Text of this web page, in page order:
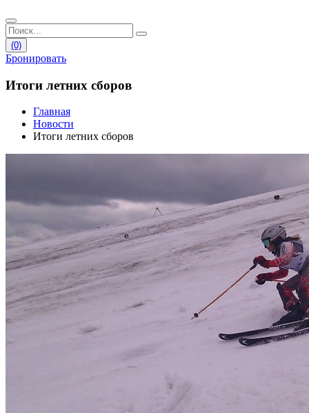
(0)
Бронировать
Итоги летних сборов
Главная
Новости
Итоги летних сборов